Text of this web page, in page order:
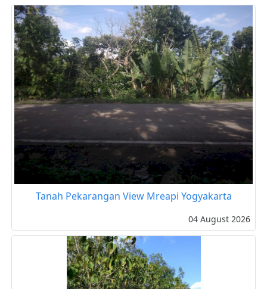
Tanah Pekarangan View Mreapi Yogyakarta
04 August 2026